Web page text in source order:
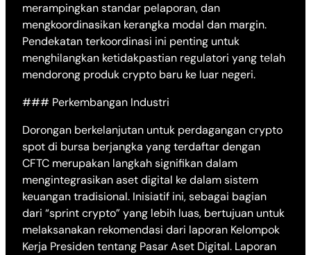
merampingkan standar pelaporan, dan
mengkoordinasikan kerangka modal dan margin.
Pendekatan terkoordinasi ini penting untuk
menghilangkan ketidakpastian regulatori yang telah
mendorong produk crypto baru ke luar negeri.
### Perkembangan Industri
Dorongan berkelanjutan untuk perdagangan crypto
spot di bursa berjangka yang terdaftar dengan
CFTC merupakan langkah signifikan dalam
mengintegrasikan aset digital ke dalam sistem
keuangan tradisional. Inisiatif ini, sebagai bagian
dari “sprint crypto” yang lebih luas, bertujuan untuk
melaksanakan rekomendasi dari laporan Kelompok
Kerja Presiden tentang Pasar Aset Digital. Laporan